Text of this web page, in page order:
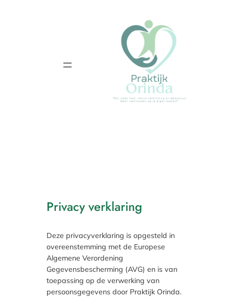
Privacy verklaring
Deze privacyverklaring is opgesteld in
overeenstemming met de Europese
Algemene Verordening
Gegevensbescherming (AVG) en is van
toepassing op de verwerking van
persoonsgegevens door Praktijk Orinda.